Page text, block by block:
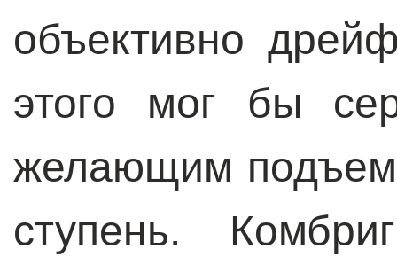
объективно
этого мог бы
желающим
ступень.